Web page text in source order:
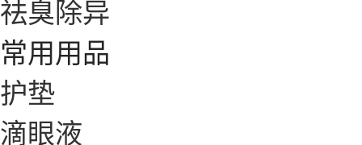
祛臭除异
常用用品
护垫
滴眼液